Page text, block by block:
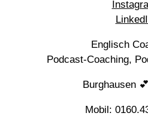
Englisch
Podcast-Coaching,
Burghausen
Mobil: